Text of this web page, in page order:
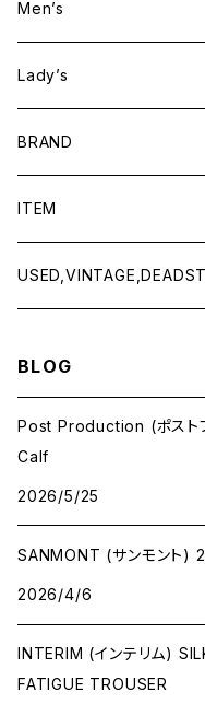
Men’s
Lady’s
BRAND
BAICYCLON by bagjack
Baserange
decka -Quality socks-
EEZZEE
ITEM
Men
Tops
Bottoms
Outer
Goods
Tops
Bottoms
Goods
Dress
BLOG
Post Production (ポスト
Calf
2026/5/25
SANMONT (サンモント)
2026/4/6
INTERIM (インテリム)
FATIGUE TROUSER